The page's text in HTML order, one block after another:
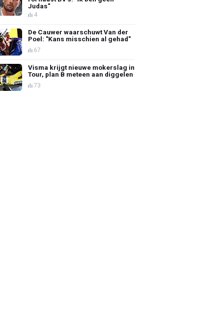
Judas"
4
De Cauwer waarschuwt Van der
Poel: "Kans misschien al gehad"
67
Visma krijgt nieuwe mokerslag in
Tour, plan B meteen aan diggelen
73